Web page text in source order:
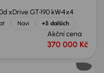
xDrive GT190 kW4x4
Navi +5 dalších
Akční cena
370 000 Kč